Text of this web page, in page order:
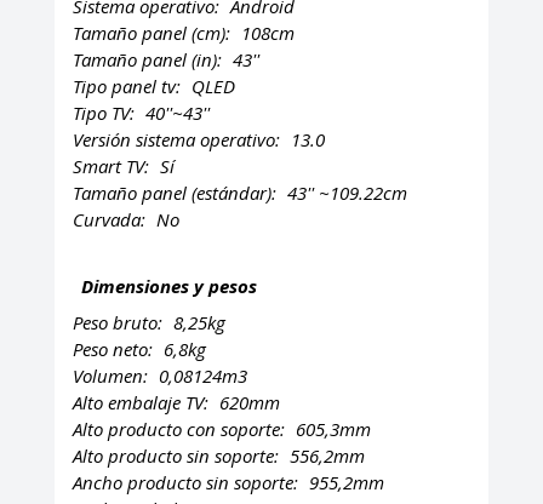
Sistema operativo: Android
Tamaño panel (cm): 108cm
Tamaño panel (in): 43''
Tipo panel tv: QLED
Tipo TV: 40''~43''
Versión sistema operativo: 13.0
Smart TV: Sí
Tamaño panel (estándar): 43'' ~109.22cm
Curvada: No
Dimensiones y pesos
Peso bruto: 8,25kg
Peso neto: 6,8kg
Volumen: 0,08124m3
Alto embalaje TV: 620mm
Alto producto con soporte: 605,3mm
Alto producto sin soporte: 556,2mm
Ancho producto sin soporte: 955,2mm